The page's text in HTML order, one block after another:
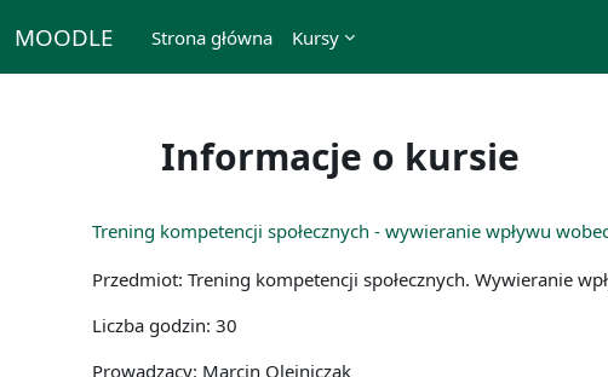
MOODLE Strona główna Kursy
Informacje o kursie
Trening kompetencji społecznych - wywieranie wpływu
Przedmiot: Trening kompetencji społecznych. Wywieranie
Liczba godzin: 30
Prowadzący: Marcin Olejniczak